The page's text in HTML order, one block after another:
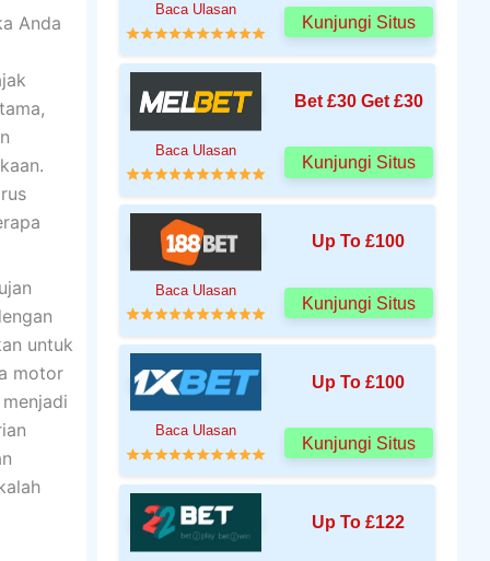
Anda
untuk
motor
Baca Ulasan
Kunjungi Situs
Bet £30 Get £30
Baca Ulasan
Kunjungi Situs
Up To £100
Baca Ulasan
Kunjungi Situs
Up To £100
Baca Ulasan
Kunjungi Situs
Up To £122